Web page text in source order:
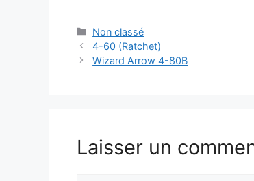
Catégories
Non classé
4-60 (Ratchet)
Wizard Arrow 4-80B
Laisser un